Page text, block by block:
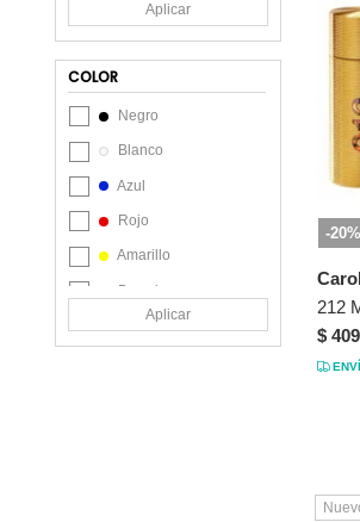
Aplicar
COLOR
Negro
Blanco
Azul
Rojo
Amarillo
Dorado
Marrón
Aplicar
-20%
$